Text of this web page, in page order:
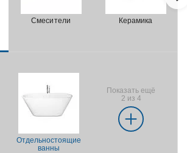
Смесители
Керамика
Отдельностоящие
ванны
Показать ещё
2 из 4